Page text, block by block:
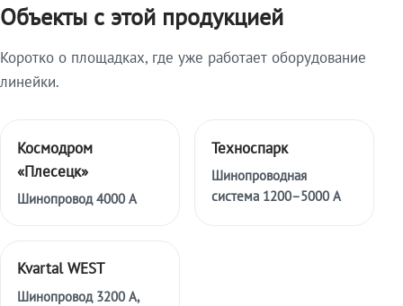
Объекты с этой продукцией
Коротко о площадках, где уже работает оборудование
линейки.
Космодром
«Плесецк»
Шинопровод 4000 А
Техноспарк
Шинопроводная
система 1200–5000 А
Kvartal WEST
Шинопровод 3200 А,